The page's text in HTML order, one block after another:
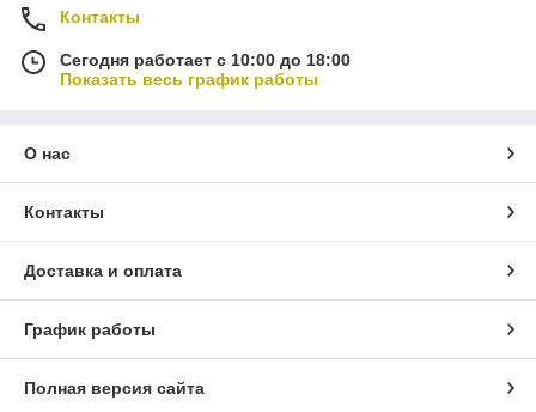
Контакты
Сегодня работает с 10:00 до 18:00
Показать весь график работы
О нас
Контакты
Доставка и оплата
График работы
Полная версия сайта